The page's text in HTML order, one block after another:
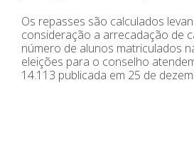
Os repasses são calculados
consideração a arrecadação de
número de alunos matriculados
eleições para o conselho
14.113 publicada em 25 de